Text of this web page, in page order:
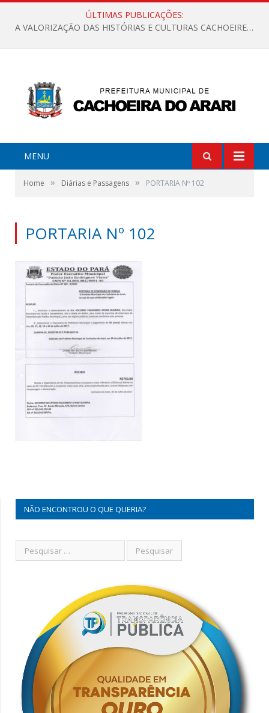
ÚLTIMAS PUBLICAÇÕES:
A VALORIZAÇÃO DAS HISTÓRIAS E CULTURAS CACHOEIRENSES
MENU
Home » Diárias e Passagens » PORTARIA Nº 102
PORTARIA Nº 102
NÃO ENCONTROU O QUE QUERIA?